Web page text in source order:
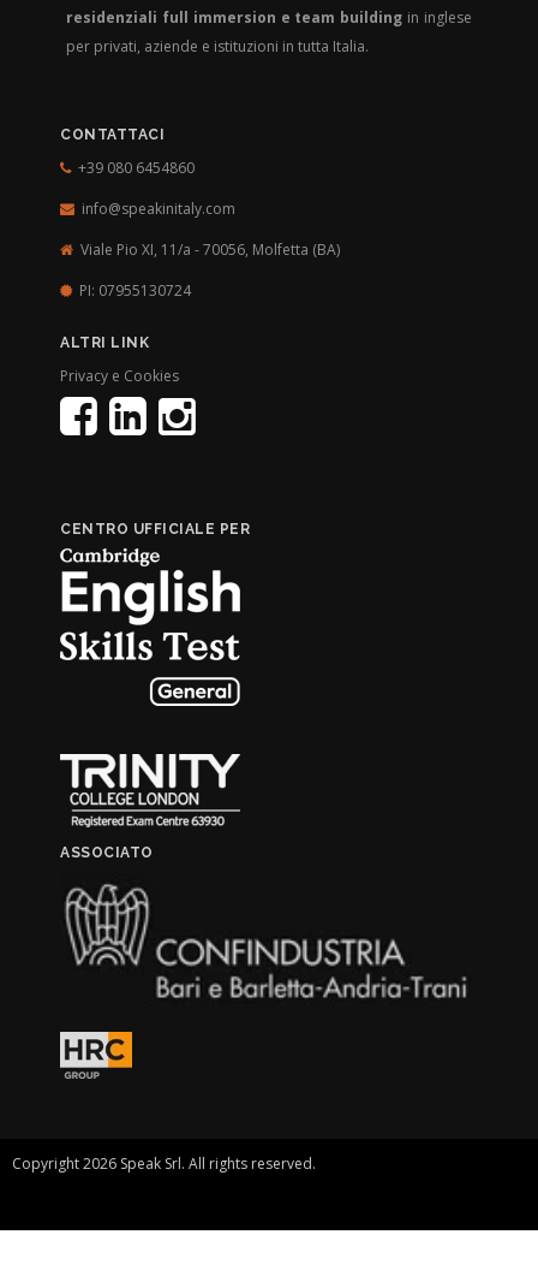
residenziali full immersion e team building in inglese
per privati, aziende e istituzioni in tutta Italia.
CONTATTACI
+39 080 6454860
info@speakinitaly.com
Viale Pio XI, 11/a - 70056, Molfetta (BA)
PI: 07955130724
ALTRI LINK
Privacy e Cookies
CENTRO UFFICIALE PER
ASSOCIATO
Copyright 2026 Speak Srl. All rights reserved.